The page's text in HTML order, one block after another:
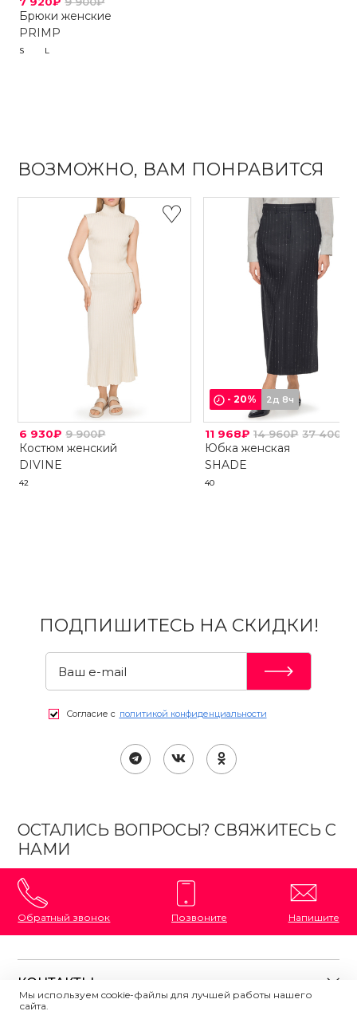
Брюки женские
PRIMP
S L
ВОЗМОЖНО, ВАМ ПОНРАВИТСЯ
6 930₽ 9 900₽
Костюм женский
DIVINE
42
-20% 2д 8ч
11 968₽ 14 960₽ 37 400₽
Юбка женская
SHADE
40
ПОДПИШИТЕСЬ НА СКИДКИ!
Согласие с политикой конфиденциальности
ОСТАЛИСЬ ВОПРОСЫ? СВЯЖИТЕСЬ С
НАМИ
Обратный звонок Позвоните Напишите
КОНТАКТЫ
Мы используем cookie-файлы для лучшей работы нашего
сайта.